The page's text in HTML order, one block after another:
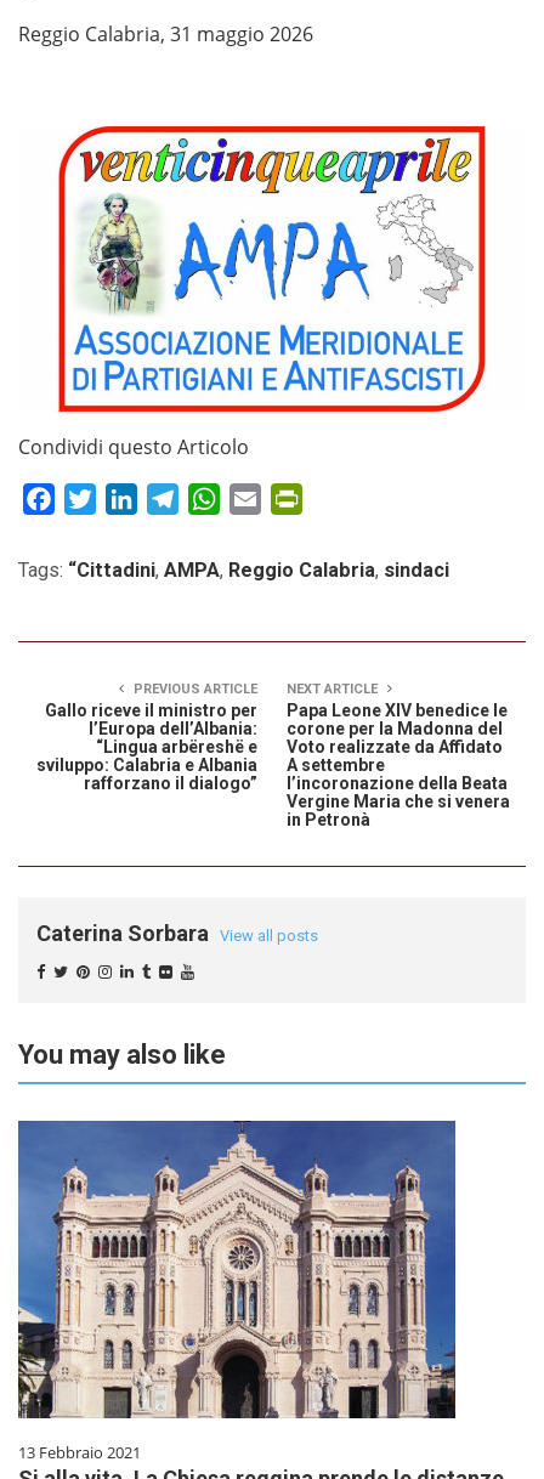
Reggio Calabria, 31 maggio 2026
Condividi questo Articolo
FacebookTwitterLinkedInTelegramWhatsApp
Email
Tags: “Cittadini, AMPA, Reggio Calabria, sindaci
PREVIOUS ARTICLE
Gallo riceve il ministro per
l’Europa dell’Albania:
“Lingua arbëreshë e
sviluppo: Calabria e Albania
rafforzano il dialogo”
NEXT ARTICLE
Papa Leone XIV benedice le
corone per la Madonna del
Voto realizzate da Affidato
A settembre
l’incoronazione della Beata
Vergine Maria che si venera
in Petronà
Caterina Sorbara View all posts
You may also like
13 Febbraio 2021